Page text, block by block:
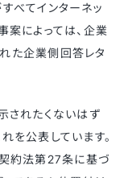
べてインターネッ
案によっては、企業
た企業側回答レタ
されたくないはず
を公表しています。
約法第27条に基づ